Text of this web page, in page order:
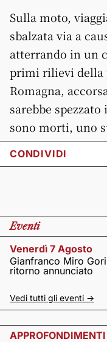
Sulla moto,
sbalzata via a
atterrando in un
primi rilievi della
Romagna,
sarebbe
sono morti, uno
CONDIVIDI
Eventi
Venerdì 7 Agosto
Gianfranco Miro
ritorno annunciato
Vedi tutti gli eventi ->
APPROFONDIMENTI